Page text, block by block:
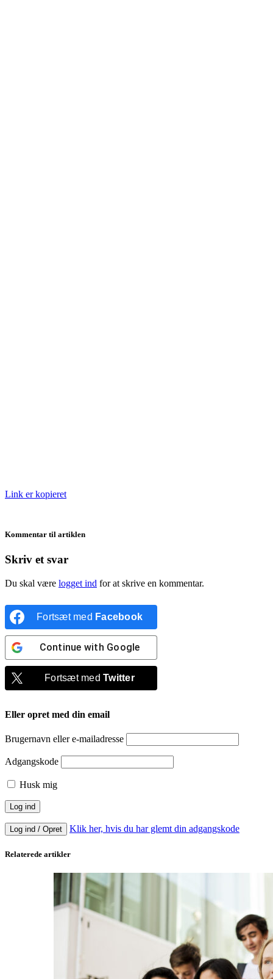
Link er kopieret
Kommentar til artiklen
Skriv et svar
Du skal være logget ind for at skrive en kommentar.
Fortsæt med Facebook
Continue with Google
Fortsæt medTwitter
Eller opret med din email
Brugernavn eller e-mailadresse
Adgangskode
Husk mig
Log ind / Opret Klik her, hvis du har glemt din adgangskode
Relaterede artikler